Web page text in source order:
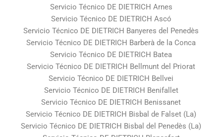
Servicio Técnico DE DIETRICH Arnes
Servicio Técnico DE DIETRICH Ascó
Servicio Técnico DE DIETRICH Banyeres del Penedès
Servicio Técnico DE DIETRICH Barberà de la Conca
Servicio Técnico DE DIETRICH Batea
Servicio Técnico DE DIETRICH Bellmunt del Priorat
Servicio Técnico DE DIETRICH Bellvei
Servicio Técnico DE DIETRICH Benifallet
Servicio Técnico DE DIETRICH Benissanet
Servicio Técnico DE DIETRICH Bisbal de Falset (La)
Servicio Técnico DE DIETRICH Bisbal del Penedès (La)